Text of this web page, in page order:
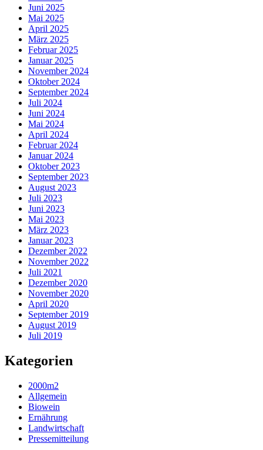
Juni 2025
Mai 2025
April 2025
März 2025
Februar 2025
Januar 2025
November 2024
Oktober 2024
September 2024
Juli 2024
Juni 2024
Mai 2024
April 2024
Februar 2024
Januar 2024
Oktober 2023
September 2023
August 2023
Juli 2023
Juni 2023
Mai 2023
März 2023
Januar 2023
Dezember 2022
November 2022
Juli 2021
Dezember 2020
November 2020
April 2020
September 2019
August 2019
Juli 2019
Kategorien
2000m2
Allgemein
Biowein
Ernährung
Landwirtschaft
Pressemitteilung